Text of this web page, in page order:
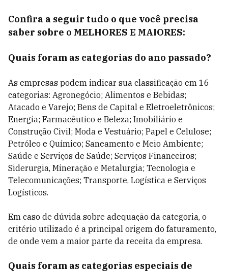
Confira a seguir tudo o que você precisa
saber sobre o MELHORES E MAIORES:
Quais foram as categorias do ano passado?
As empresas podem indicar sua classificação em 16
categorias: Agronegócio; Alimentos e Bebidas;
Atacado e Varejo; Bens de Capital e Eletroeletrônicos;
Energia; Farmacêutico e Beleza; Imobiliário e
Construção Civil; Moda e Vestuário; Papel e Celulose;
Petróleo e Químico; Saneamento e Meio Ambiente;
Saúde e Serviços de Saúde; Serviços Financeiros;
Siderurgia, Mineração e Metalurgia; Tecnologia e
Telecomunicações; Transporte, Logística e Serviços
Logísticos.
Em caso de dúvida sobre adequação da categoria, o
critério utilizado é a principal origem do faturamento,
de onde vem a maior parte da receita da empresa.
Quais foram as categorias especiais de